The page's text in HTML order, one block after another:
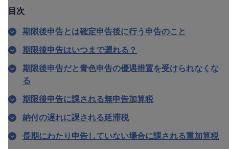
目次
期限後申告とは確定申告後に行う申告のこと
期限後申告はいつまで遡れる？
期限後申告だと青色申告の優遇措置を受けられなくな
る
期限後申告に課される無申告加算税
納付の遅れに課される延滞税
長期にわたり申告していない場合に課される重加算税